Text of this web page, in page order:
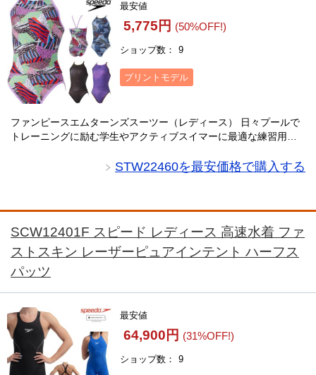
最安値
5,775円 (50%OFF!)
ショップ数 9
プリントモデル
ファンピースエムターンズスーツー（レディース） 日々プールで
トレーニングに励む学生やアクティブスイマーに最適な練習用ス
担を軽減します。高い耐塩素性と優れた4・・・
STW22460を最安価格で購入する
SCW12401F スピード レディース 高速水着 ファ
ストスキン レーザーピュアインテント ハーフス
パッツ
最安値
64,900円 (31%OFF!)
ショップ数 9